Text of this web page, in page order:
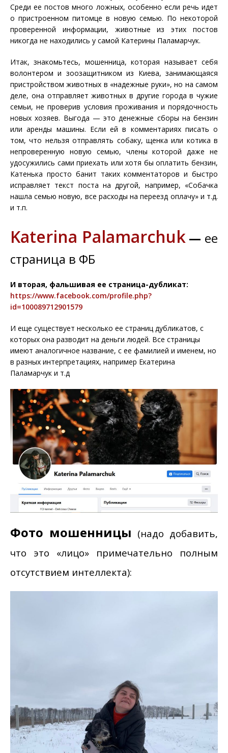
Среди ее постов много ложных, особенно если речь идет
о пристроенном питомце в новую семью. По некоторой
проверенной информации, животные из этих постов
никогда не находились у самой Катерины Паламарчук.
Итак, знакомьтесь, мошенница, которая называет себя
волонтером и зоозащитником из Киева, занимающаяся
пристройством животных в «надежные руки», но на самом
деле, она отправляет животных в другие города в чужие
семьи, не проверив условия проживания и порядочность
новых хозяев. Выгода — это денежные сборы на бензин
или аренды машины. Если ей в комментариях писать о
том, что нельзя отправлять собаку, щенка или котика в
непроверенную новую семью, члены которой даже не
удосужились сами приехать или хотя бы оплатить бензин,
Катенька просто банит таких комментаторов и быстро
исправляет текст поста на другой, например, «Собачка
нашла семью новую, все расходы на переезд оплачу» и т.д.
и т.п.
Katerina Palamarchuk— ее
страница в ФБ
И вторая, фальшивая ее страница-дубликат:
https://www.facebook.com/profile.php?
id=100089712901579
И еще существует несколько ее страниц дубликатов, с
которых она разводит на деньги людей. Все страницы
имеют аналогичное название, с ее фамилией и именем, но
в разных интерпретациях, например Екатерина
Паламарчук и т.д
Фото мошенницы (надо добавить,
что это «лицо» примечательно полным
отсутствием интеллекта):